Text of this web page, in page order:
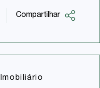
Compartilhar
Twitter
Imobiliário